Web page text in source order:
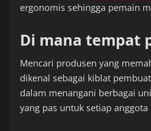
ergonomis sehingga pemain
Di mana tempat
Mencari produsen yang
dikenal sebagai kiblat
dalam menangani berbagai
yang pas untuk setiap